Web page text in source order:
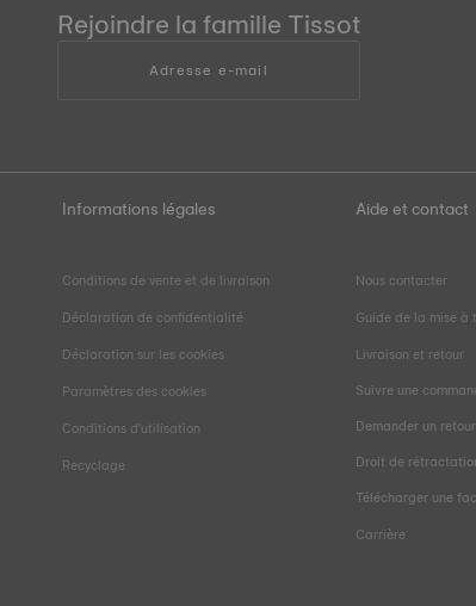
Rejoindre la famille Tissot
Adresse e-mail
Informations légales
Conditions de vente et de livraison
Déclaration de confidentialité
Déclaration sur les cookies
Paramètres des cookies
Conditions d'utilisation
Recyclage
Aide et contact
Nous contacter
Guide de la mise à
Livraison et retour
Suivre une
Demander un retour
Droit de
Télécharger une
Carrière